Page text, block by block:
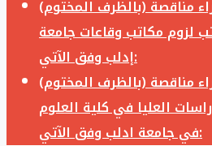
مناقصة (بالظرف المختوم)
لزوم مكاتب وقاعات جامعة
إدلب وفق الآتي:
مناقصة (بالظرف المختوم)
العليا في كلية العلوم
في جامعة ادلب وفق الآتي: